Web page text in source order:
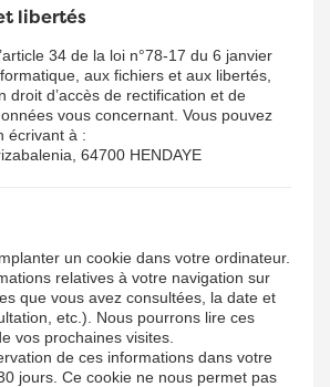
libertés
34 de la loi n°78-17 du 6 janvier
aux fichiers et aux libertés,
droit d’accès de rectification et de
vous concernant. Vous pouvez
écrivant à :
64700 HENDAYE
un cookie dans votre ordinateur.
relatives à votre navigation sur
que vous avez consultées, la date et
etc.). Nous pourrons lire ces
vos prochaines visites.
de ces informations dans votre
jours. Ce cookie ne nous permet pas